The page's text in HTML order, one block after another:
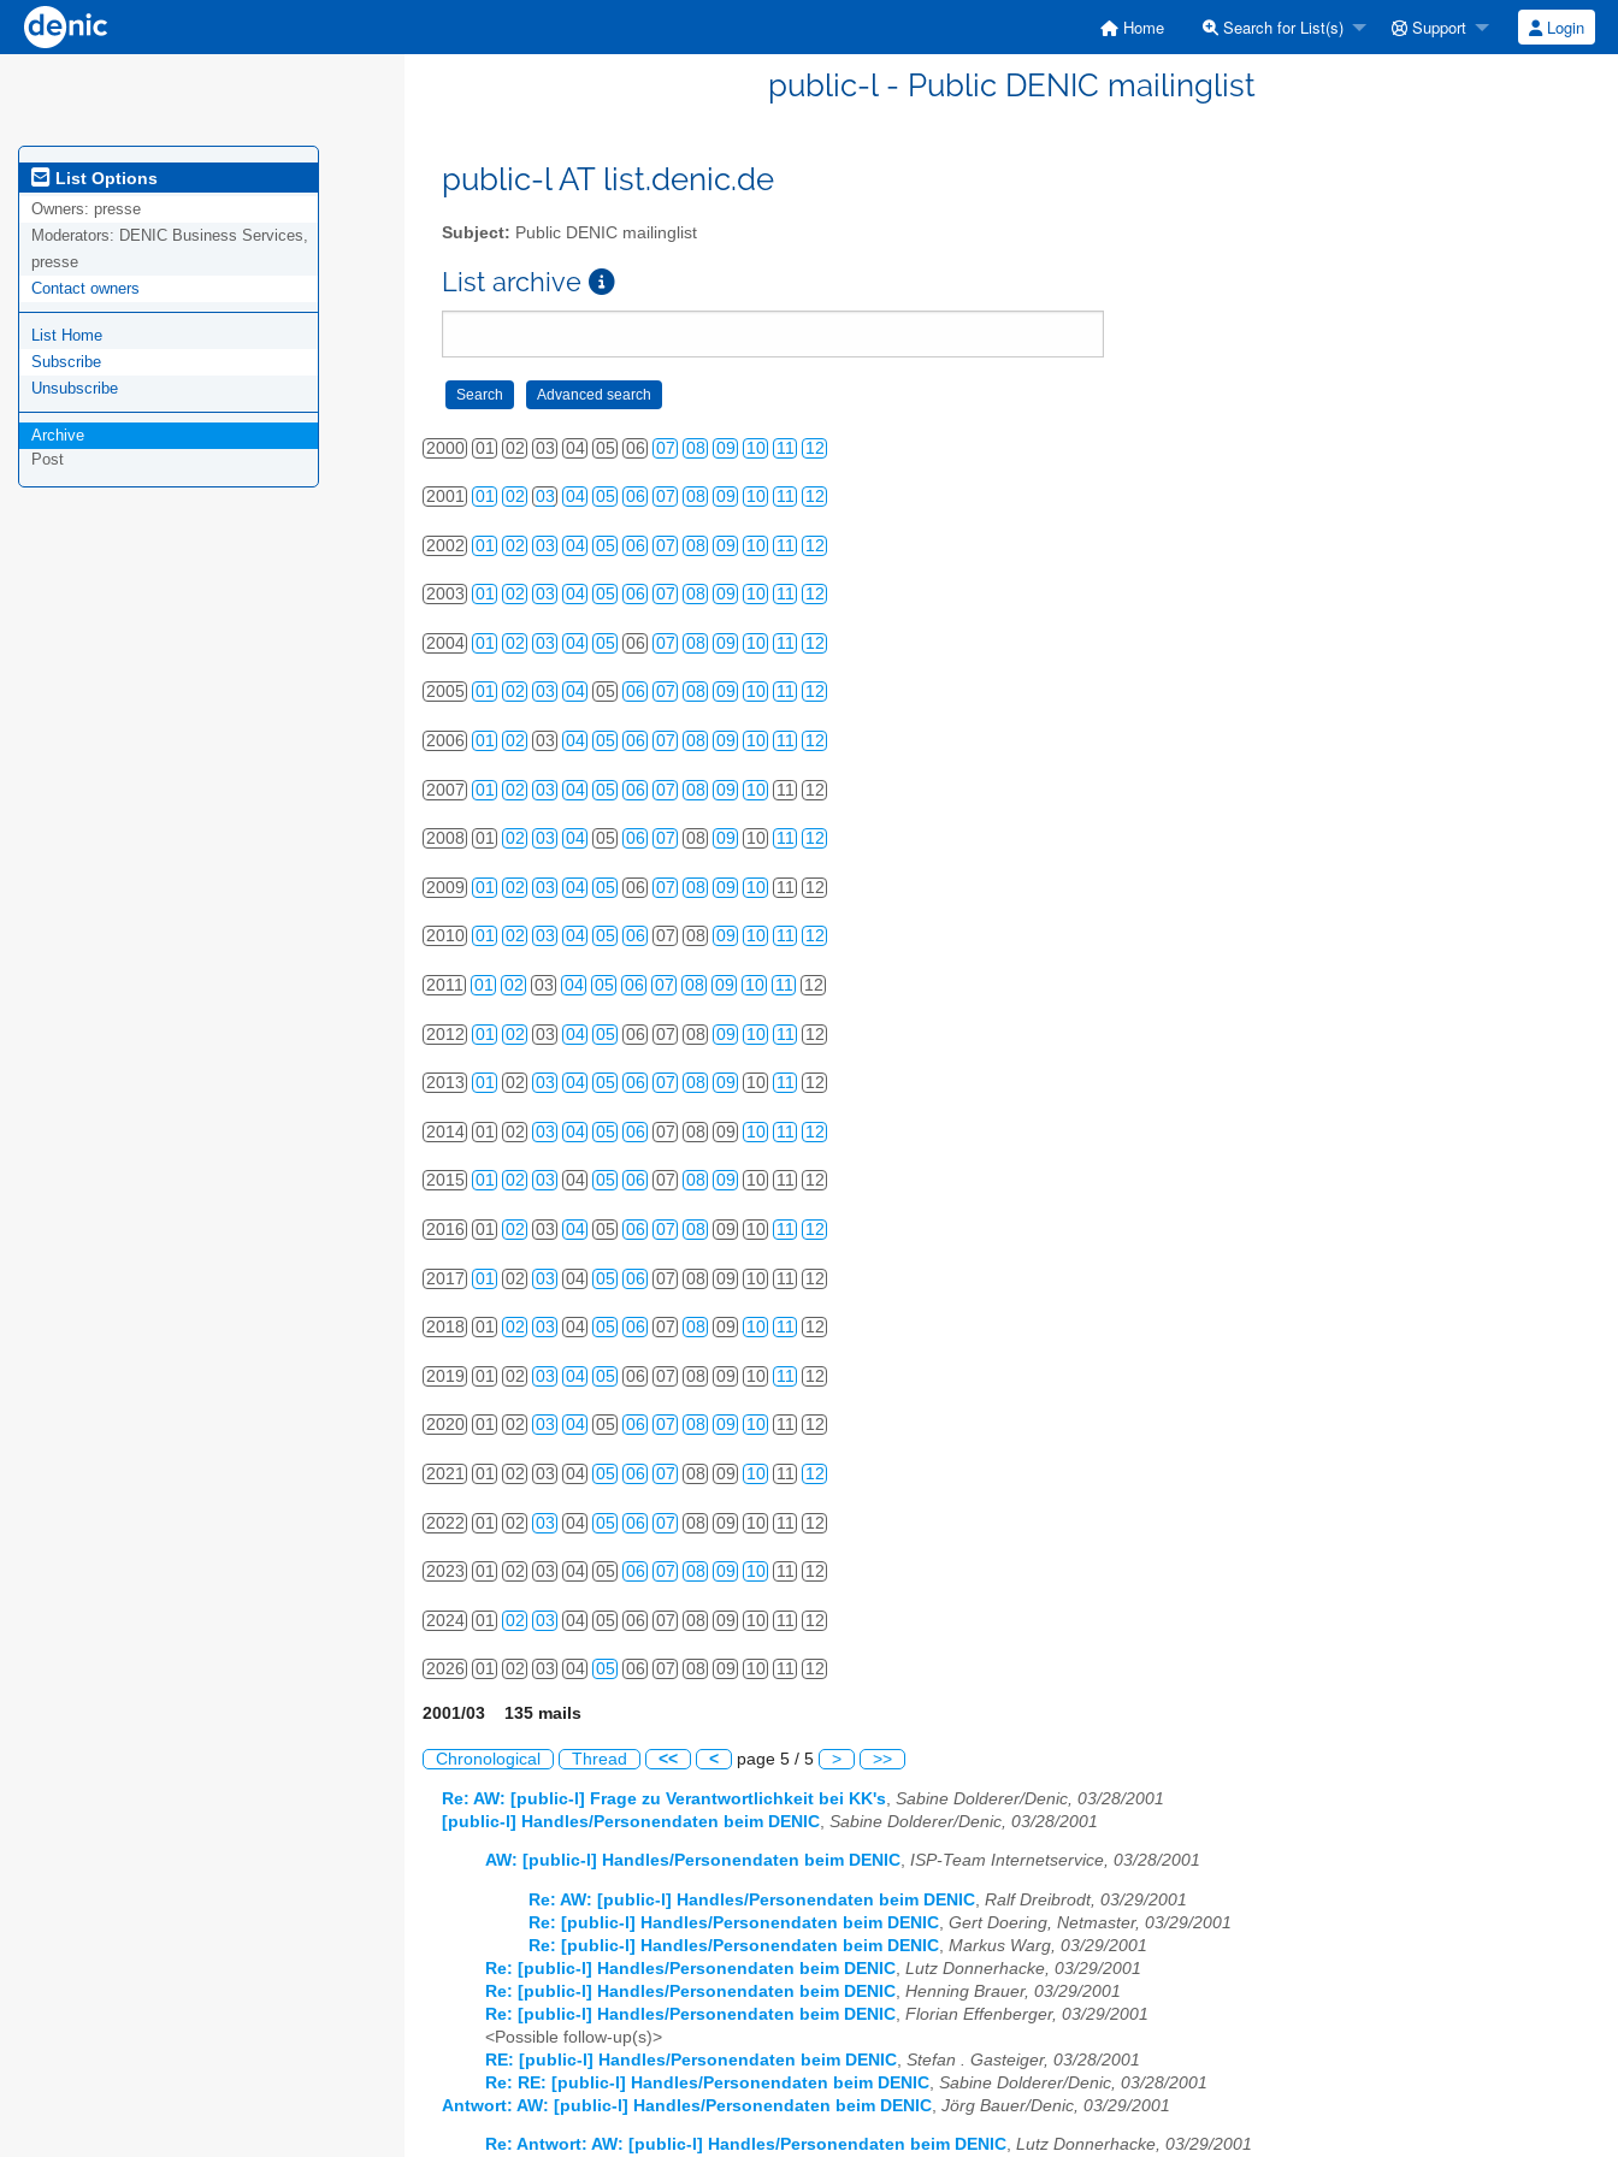
Home Search for List(s) Support Login
public-l - Public DENIC mailinglist
List Options
Owners: presse
Moderators: DENIC Business Services,
presse
Contact owners
List Home
Subscribe
Unsubscribe
Archive
Post
public-l AT list.denic.de
Subject: Public DENIC mailinglist
List archive
2000 01 02 03 04 05 06 07 08 09 10 11 12
2001 01 02 03 04 05 06 07 08 09 10 11 12
2002 01 02 03 04 05 06 07 08 09 10 11 12
2003 01 02 03 04 05 06 07 08 09 10 11 12
2004 01 02 03 04 05 06 07 08 09 10 11 12
2005 01 02 03 04 05 06 07 08 09 10 11 12
2006 01 02 03 04 05 06 07 08 09 10 11 12
2007 01 02 03 04 05 06 07 08 09 10 11 12
2008 01 02 03 04 05 06 07 08 09 10 11 12
2009 01 02 03 04 05 06 07 08 09 10 11 12
2010 01 02 03 04 05 06 07 08 09 10 11 12
2011 01 02 03 04 05 06 07 08 09 10 11 12
2012 01 02 03 04 05 06 07 08 09 10 11 12
2013 01 02 03 04 05 06 07 08 09 10 11 12
2014 01 02 03 04 05 06 07 08 09 10 11 12
2015 01 02 03 04 05 06 07 08 09 10 11 12
2016 01 02 03 04 05 06 07 08 09 10 11 12
2017 01 02 03 04 05 06 07 08 09 10 11 12
2018 01 02 03 04 05 06 07 08 09 10 11 12
2019 01 02 03 04 05 06 07 08 09 10 11 12
2020 01 02 03 04 05 06 07 08 09 10 11 12
2021 01 02 03 04 05 06 07 08 09 10 11 12
2022 01 02 03 04 05 06 07 08 09 10 11 12
2023 01 02 03 04 05 06 07 08 09 10 11 12
2024 01 02 03 04 05 06 07 08 09 10 11 12
2026 01 02 03 04 05 06 07 08 09 10 11 12
2001/03 135 mails
Chronological Thread << < page 5 / 5 > >>
Re: AW: [public-l] Frage zu Verantwortlichkeit bei KK's Sabine Dolderer/Denic, 03/28/2001
[public-l] Handles/Personendaten beim DENIC Sabine Dolderer/Denic, 03/28/2001
AW: [public-l] Handles/Personendaten beim DENIC, ISP-Team Internetservice, 03/28/2001
Re: AW: [public-l] Handles/Personendaten beim DENIC Ralf Dreibrodt, 03/29/2001
Re: [public-l] Handles/Personendaten beim DENIC Gert Doering, Netmaster, 03/29/2001
Re: [public-l] Handles/Personendaten beim DENIC Markus Warg, 03/29/2001
Re: [public-l] Handles/Personendaten beim DENIC Lutz Donnerhacke, 03/29/2001
Re: [public-l] Handles/Personendaten beim DENIC Henning Brauer, 03/29/2001
Re: [public-l] Handles/Personendaten beim DENIC Florian Effenberger, 03/29/2001
<Possible follow-up(s)>
RE: [public-l] Handles/Personendaten beim DENIC Stefan . Gasteiger, 03/28/2001
Re: RE: [public-l] Handles/Personendaten beim DENIC Sabine Dolderer/Denic, 03/28/2001
Antwort: AW: [public-l] Handles/Personendaten beim DENIC Jörg Bauer/Denic, 03/29/2001
Re: Antwort: AW: [public-l] Handles/Personendaten beim DENIC, Lutz Donnerhacke, 03/29/2001